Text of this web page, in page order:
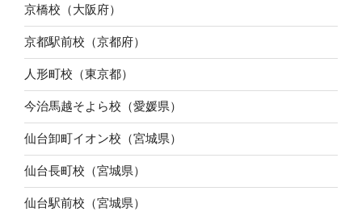
京橋校（大阪府）
京都駅前校（京都府）
人形町校（東京都）
今治馬越そよら校（愛媛県）
仙台卸町イオン校（宮城県）
仙台長町校（宮城県）
仙台駅前校（宮城県）